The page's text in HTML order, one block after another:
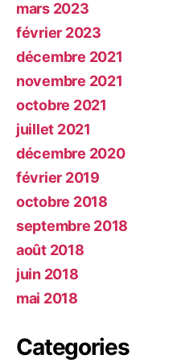
mars 2023
février 2023
décembre 2021
novembre 2021
octobre 2021
juillet 2021
décembre 2020
février 2019
octobre 2018
septembre 2018
août 2018
juin 2018
mai 2018
Categories